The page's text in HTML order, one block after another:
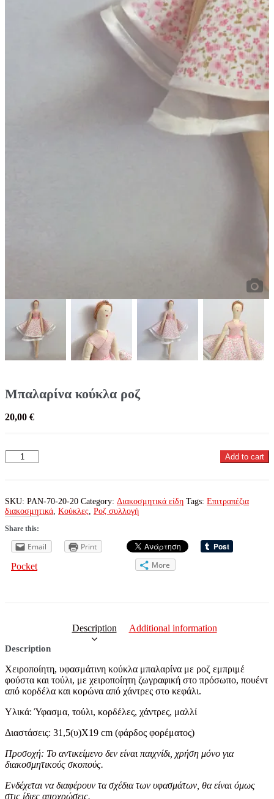
Μπαλαρίνα κούκλα ροζ
20,00 €
Μπαλαρίνα
κούκλα
Add to cart
SKU: PAN-70-20-20 Category: Διακοσμητικά είδη Tags: Επιτραπέζια
διακοσμητικά Κούκλες Ροζ συλλογή
Share this:
Email
Print
Pocket
More
Description Additional information
Description
Χειροποίητη, υφασμάτινη κούκλα μπαλαρίνα με ροζ εμπριμέ
φούστα και τούλι, με χειροποίητη ζωγραφική στο πρόσωπο, πουέντ
από κορδέλα και κορώνα από χάντρες στο κεφάλι.
Υλικά: Ύφασμα, τούλι, κορδέλες, χάντρες, μαλλί
Διαστάσεις: 31,5(υ)Χ19 cm (φάρδος φορέματος)
Προσοχή: Το αντικείμενο δεν είναι παιχνίδι, χρήση μόνο για
διακοσμητικούς σκοπούς.
Ενδέχεται να διαφέρουν τα σχέδια των υφασμάτων, θα είναι όμως
στις ίδιες αποχρώσεις.